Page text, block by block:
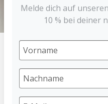
HOME NEU!
NEUE
Melde dich auf
10 % bei deiner